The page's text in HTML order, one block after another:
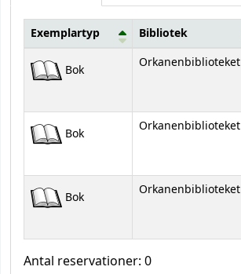
Bestånd
Exemplartyp Bibliotek
Bok Orkanenbiblioteket
Bok Orkanenbiblioteket
Bok Orkanenbiblioteket
Antal reservationer: 0